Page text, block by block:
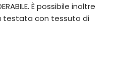
È possibile inoltre
testata con tessuto di